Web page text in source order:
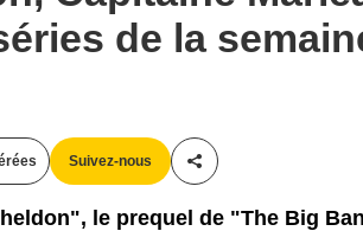
de la
Suivez-nous
Partager cet article
le prequel de "The Big